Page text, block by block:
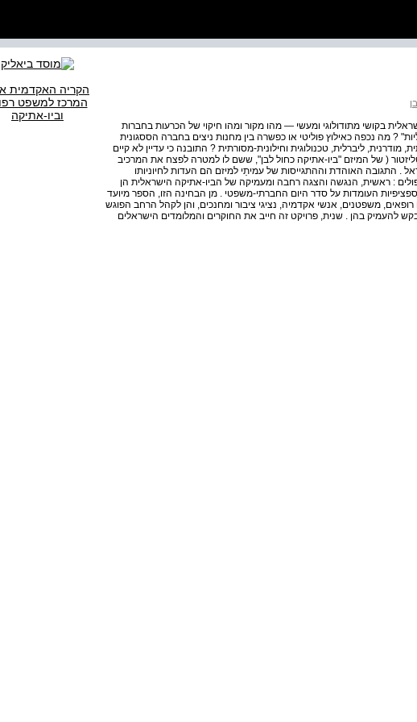
בקושי מתודולוגי ומעשי — מהו מקור ומהו חיקוי של הכרעות בחברות
? מה נכפה כאילוץ פוליטי או כפשרה בין מחנות ניצים בחברה הססגונית
ליברלית, טכנולוגית וחילונית-מסורתית ? התובנה כי עדיין לא קיים
( של המיזם "ביו-אתיקה כחול לבן", ששם לו למטרה לפצח את המרכיב
. התגובה האוהדת וההתגייסות של עמיתַי למיזם הם העדות לחיוניותו
: ראשית, הנגשה והצגה רחבה ומעמיקה של הביו-אתיקה הישראלית הן
ספציפיות העומדות על סדר היום החברתי-משפטי . מן הבחינה הזו, הספר מיועד
רופאים, משפטנים, אנשי אקדמיה, נציגי ציבור ומחנכים, והן לקהל הרחב הפוגש
להעמיק בהן . שנית, פרויקט זה חייב את החוקרים והמלומדים הישראלים
הקריה האקדמית
המרכז למשפט
וביו-אתיקה